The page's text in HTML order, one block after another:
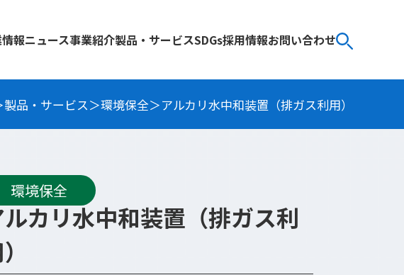
報ニュース事業紹介製品・サービスSDGs採用情報お問い合わせ
製品・サービス 環境保全 アルカリ水中和装置（排ガス利用）
環境保全
ルカリ水中和装置（排ガス利